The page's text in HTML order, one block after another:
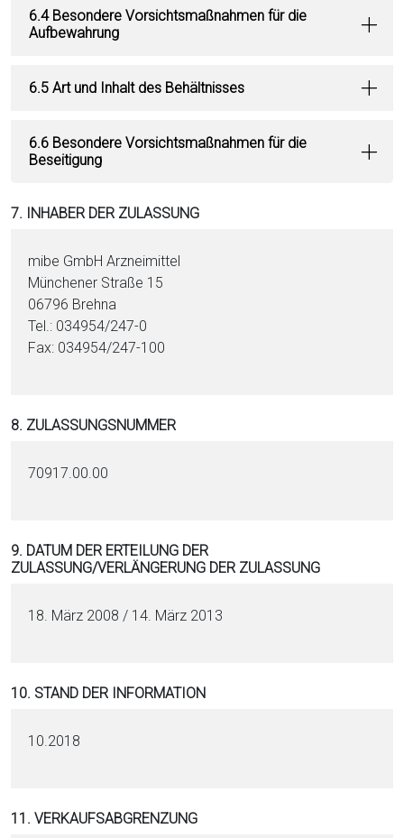
6.4 Besondere Vorsichtsmaßnahmen für die
Aufbewahrung
6.5 Art und Inhalt des Behältnisses
6.6 Besondere Vorsichtsmaßnahmen für die
Beseitigung
7. INHABER DER ZULASSUNG
mibe GmbH Arzneimittel
Münchener Straße 15
06796 Brehna
Tel.: 034954/247-0
Fax: 034954/247-100
8. ZULASSUNGSNUMMER
70917.00.00
9. DATUM DER ERTEILUNG DER
ZULASSUNG/VERLÄNGERUNG DER ZULASSUNG
18. März 2008 / 14. März 2013
10. STAND DER INFORMATION
10.2018
11. VERKAUFSABGRENZUNG